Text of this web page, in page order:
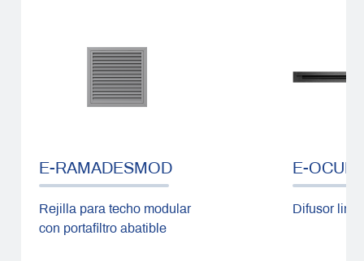
E-RAMADESMOD
Rejilla para techo modular
con portafiltro abatible
E-OCULT
Difusor